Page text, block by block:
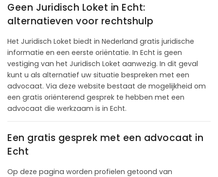
Geen Juridisch Loket in Echt:
alternatieven voor rechtshulp
Het Juridisch Loket biedt in Nederland gratis juridische
informatie en een eerste oriëntatie. In Echt is geen
vestiging van het Juridisch Loket aanwezig. In dit geval
kunt u als alternatief uw situatie bespreken met een
advocaat. Via deze website bestaat de mogelijkheid om
een gratis oriënterend gesprek te hebben met een
advocaat die werkzaam is in Echt.
Een gratis gesprek met een advocaat in
Echt
Op deze pagina worden profielen getoond van